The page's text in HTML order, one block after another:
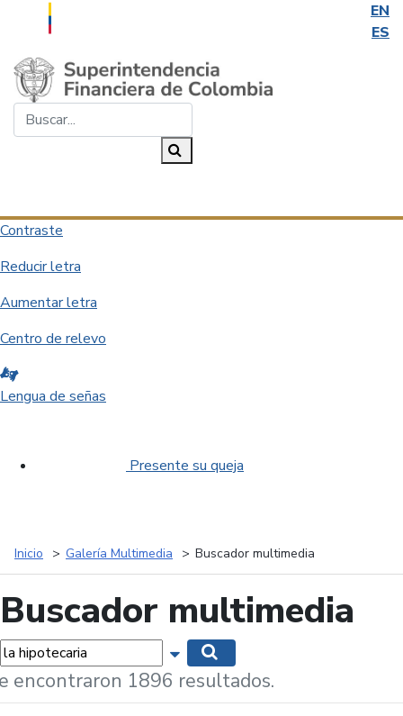
EN
ES
Saltar al contenido principal
Contraste
Reducir letra
Aumentar letra
Centro de relevo
Lengua de señas
Presente su queja
Inicio Galería Multimedia Buscador multimedia
Buscador multimedia
Mostrar opciones de búsqueda
encontraron 1896 resultados.